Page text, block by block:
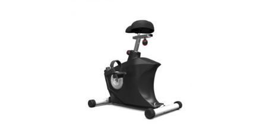
MARKANT OXIDESK
Bureaustoelen